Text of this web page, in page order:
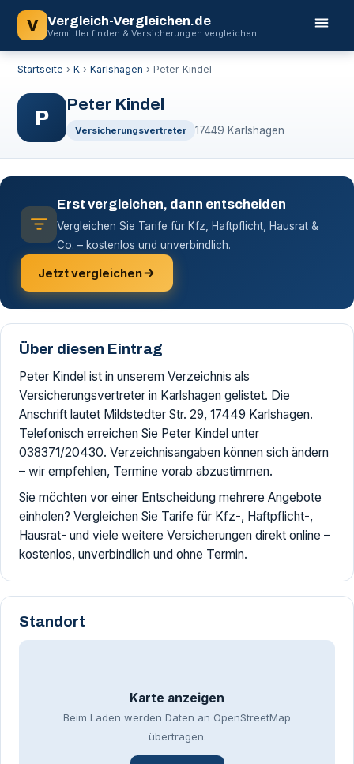
V Vergleich-Vergleichen.de
Vermittler finden & Versicherungen vergleichen
Startseite › K › Karlshagen › Peter Kindel
P
Peter Kindel
Versicherungsvertreter 17449 Karlshagen
Erst vergleichen, dann entscheiden
Vergleichen Sie Tarife für Kfz, Haftpflicht, Hausrat &
Co. – kostenlos und unverbindlich.
Jetzt vergleichen
Über diesen Eintrag
Peter Kindel ist in unserem Verzeichnis als
Versicherungsvertreter in Karlshagen gelistet. Die
Anschrift lautet Mildstedter Str. 29, 17449 Karlshagen.
Telefonisch erreichen Sie Peter Kindel unter
038371/20430. Verzeichnisangaben können sich ändern
– wir empfehlen, Termine vorab abzustimmen.
Sie möchten vor einer Entscheidung mehrere Angebote
einholen? Vergleichen Sie Tarife für Kfz-, Haftpflicht-,
Hausrat- und viele weitere Versicherungen direkt online –
kostenlos, unverbindlich und ohne Termin.
Standort
Karte anzeigen
Beim Laden werden Daten an OpenStreetMap
übertragen.